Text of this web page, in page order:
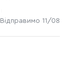
Відправимо 11/08